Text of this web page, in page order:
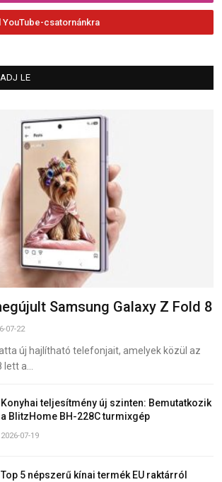
csatornánkra
LE
Samsung Galaxy Z Fold 8
07-22
új hajlítható telefonjait, amelyek közül az
lett a…
Konyhai teljesítmény új szinten: Bemutatkozik
a BlitzHome BH-228C turmixgép
2026-07-19
Top 5 népszerű kínai termék EU raktárról